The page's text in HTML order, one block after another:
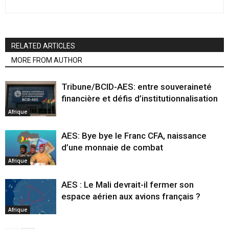
RELATED ARTICLES
MORE FROM AUTHOR
Afrique
Tribune/BCID-AES: entre souveraineté
financière et défis d’institutionnalisation
Afrique
AES: Bye bye le Franc CFA, naissance
d’une monnaie de combat
Afrique
AES : Le Mali devrait-il fermer son
espace aérien aux avions français ?